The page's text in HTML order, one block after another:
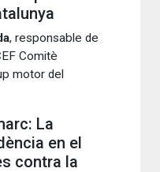
, responsable de
Comitè
motor del
La
en el
contra la